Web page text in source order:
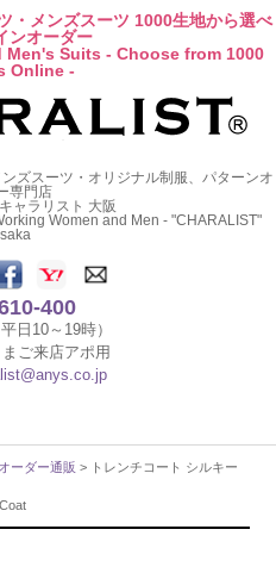
・メンズスーツ 1000生地から選べ
ンオーダー
Suits - Choose from 1000
Online -
ズスーツ・オリジナル制服、パターンオ
専門店
ャラリスト 大阪
Women and Men - "CHARALIST"
400
日10～19時）
ご来店アポ用
ーダー通販 > トレンチコート シルキー